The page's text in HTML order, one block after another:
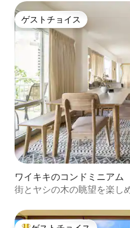
ゲストチョイス
ゲストチョイス
ワイキキのコンドミニアム
街とヤシの木の眺望を楽し